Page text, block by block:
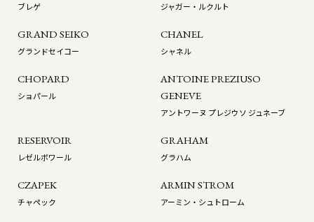
ブレゲ ジャガー・ルクルト
GRAND SEIKO
グランドセイコー
CHANEL
シャネル
CHOPARD
ショパール
ANTOINE PREZIUSO
GENEVE
アントワーヌ プレジウソ ジュネーブ
RESERVOIR
レゼルボワール
GRAHAM
グラハム
CZAPEK
チャペック
ARMIN STROM
アーミン・シュトローム